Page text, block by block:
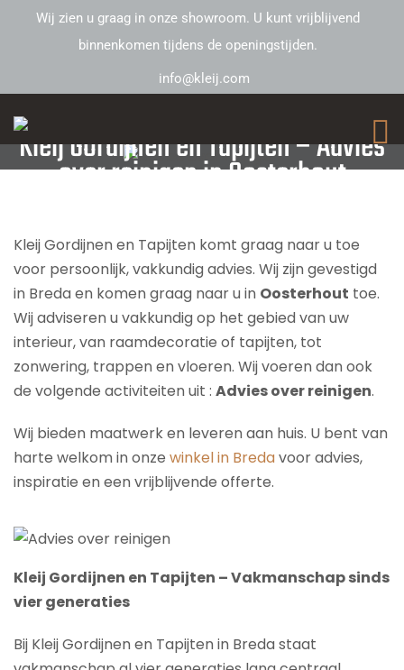
Wij zien u graag in onze showroom. U kunt vrijblijvend
binnenkomen tijdens de openingstijden.
info@kleij.com
Kleij Gordijnen en Tapijten – Advies
over reinigen in Oosterhout
Kleij Gordijnen en Tapijten komt graag naar u toe
voor persoonlijk, vakkundig advies. Wij zijn gevestigd
in Breda en komen graag naar u in Oosterhout toe.
Wij adviseren u vakkundig op het gebied van uw
interieur, van raamdecoratie of tapijten, tot
zonwering, trappen en vloeren. Wij voeren dan ook
de volgende activiteiten uit : Advies over reinigen.
Wij bieden maatwerk en leveren aan huis. U bent van
harte welkom in onze winkel in Bredavoor advies,
inspiratie en een vrijblijvende offerte.
Kleij Gordijnen en Tapijten – Vakmanschap sinds
vier generaties
Bij Kleij Gordijnen en Tapijten in Breda staat